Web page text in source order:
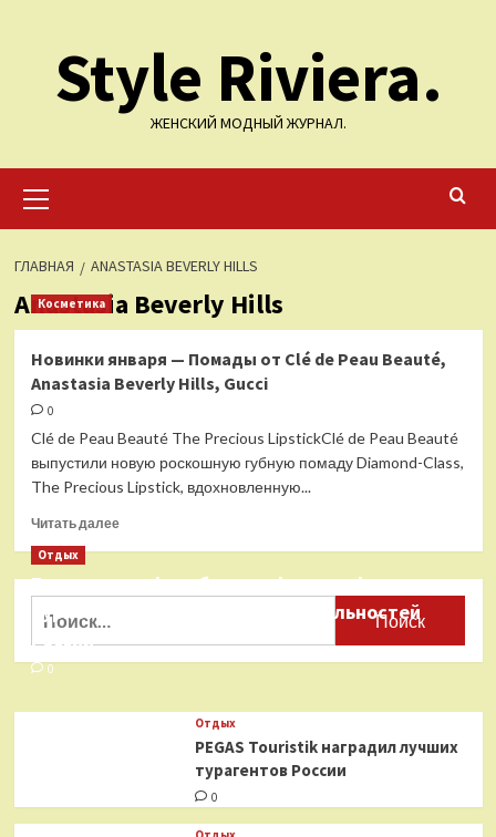
содержимомуStyle Riviera.
ЖЕНСКИЙ МОДНЫЙ ЖУРНАЛ.
меню
ГЛАВНАЯ ANASTASIA BEVERLY HILLS
Anastasia Beverly Hills
Косметика
Новинки января — Помады от Clé de Peau Beauté,
Anastasia Beverly Hills, Gucci
0
Clé de Peau Beauté The Precious LipstickClé de Peau Beauté
выпустили новую роскошную губную помаду Diamond-Class,
The Precious Lipstick, вдохновленную...
Читать далееПрочитать
Новинки
Помады
от
de
Отдых
Бесплатные фотобанки с фотографиями
туристических достопримечательностей
России
0
Отдых
PEGAS Touristik наградил лучших
турагентов России
0